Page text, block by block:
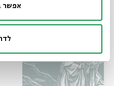
אפשר
עוד